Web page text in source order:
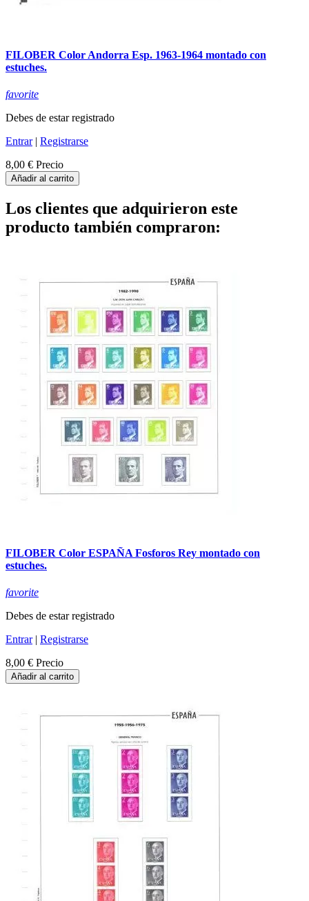
FILOBER Color Andorra Esp. 1963-1964 montado con
estuches.
favorite
Debes de estar registrado
Entrar| Registrarse
8,00 € Precio
Añadir al carrito
Los clientes que adquirieron este
producto también compraron:
FILOBER Color ESPAÑA Fosforos Rey montado con
estuches.
favorite
Debes de estar registrado
Entrar| Registrarse
8,00 € Precio
Añadir al carrito